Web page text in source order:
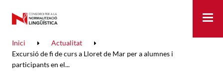
Inici
Actualitat
Excursió de fi de curs a Lloret de Mar per a alumnes i
participants en el...